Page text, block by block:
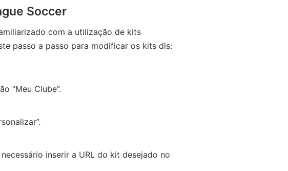
Soccer
com a utilização de kits
passo a passo para modificar os kits dls:
“Meu Clube”.
inserir a URL do kit desejado no